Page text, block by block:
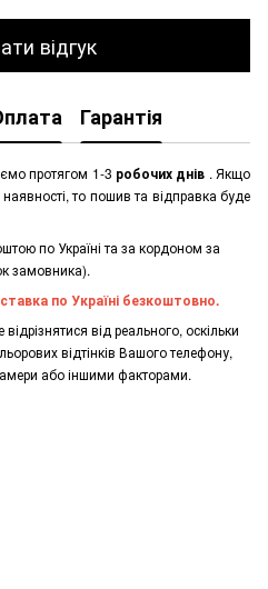
відгук
Гарантія
протягом 1-3 робочих днів . Якщо
то пошив та відправка буде
по Україні та за кордоном за
замовника).
по Україні безкоштовно.
від реального, оскільки
відтінків Вашого телефону,
або іншими факторами.